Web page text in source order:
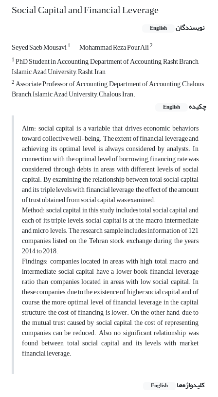
Social Capital and Financial Leverage
نویسندگان English
Seyed Saeb Mousavi1 Mohammad Reza PourAli2
1PhD Student in Accounting, Department of Accounting, Rasht Branch,
Islamic Azad University, Rasht, Iran
2Associate Professor of Accounting, Department of Accounting, Chalous
Branch, Islamic Azad University, Chalous, Iran.
چکیده
English
Aim: social capital is a variable that drives economic behaviors
toward collective well-being. The extent of financial leverage and
achieving its optimal level is always considered by analysts. In
connection with the optimal level of borrowing; financing rate was
considered through debts in areas with different levels of social
capital. By examining the relationship between total social capital
and its triple levels with financial leverage, the effect of the amount
of trust obtained from social capital was examined.
Method: social capital in this study includes total social capital and
each of its triple levels; social capital is at the macro, intermediate
and micro levels. The research sample includes information of 121
companies listed on the Tehran stock exchange during the years
2014 to 2018.
Findings: companies located in areas with high total, macro and
intermediate social capital have a lower book financial leverage
ratio than companies located in areas with low social capital. In
these companies, due to the existence of higher social capital and, of
course, the more optimal level of financial leverage in the capital
structure, the cost of financing is lower. On the other hand, due to
the mutual trust caused by social capital, the cost of representing
companies can be reduced. Also, no significant relationship was
found between total social capital and its levels with market
financial leverage.
کلیدواژه‌ها English